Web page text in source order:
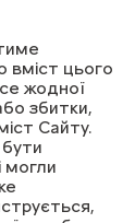
вміст цього
жодної
збитки,
Сайту.
могли